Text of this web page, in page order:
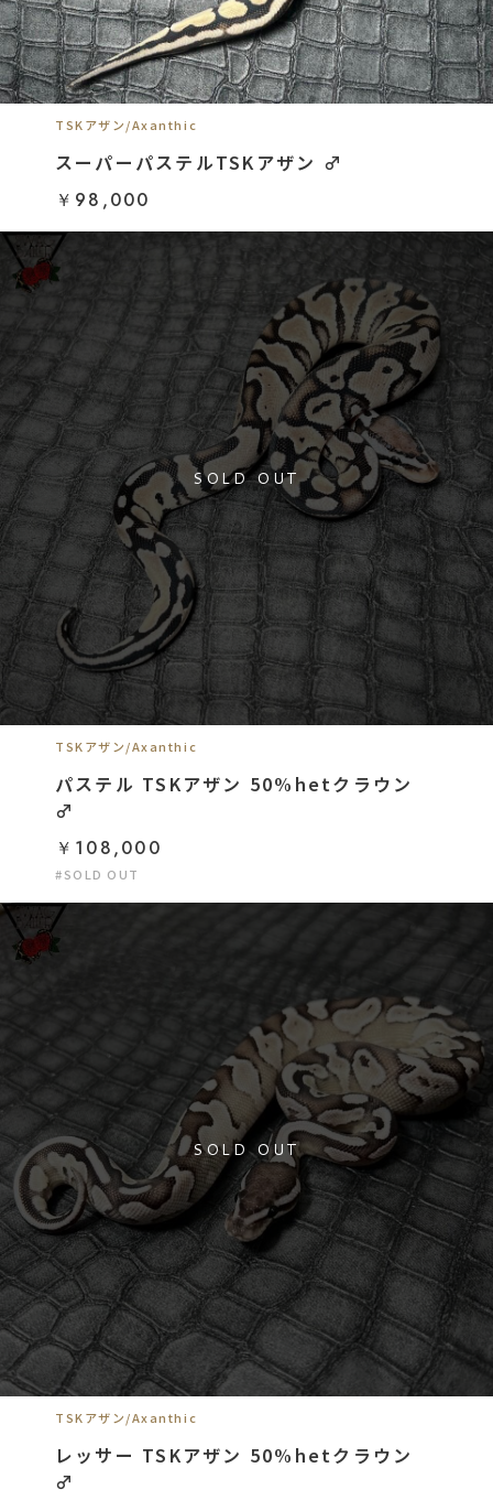
TSKアザン/Axanthic
スーパーパステルTSKアザン ♂
￥98,000
SOLD OUT
TSKアザン/Axanthic
パステル TSKアザン 50%hetクラウン
♂
￥108,000
#SOLD OUT
SOLD OUT
TSKアザン/Axanthic
レッサー TSKアザン 50%hetクラウン
♂